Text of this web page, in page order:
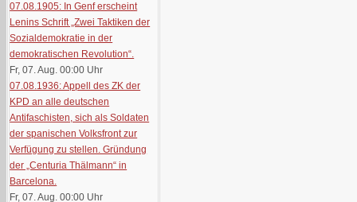
07.08.1905: In Genf erscheint
Lenins Schrift „Zwei Taktiken der
Sozialdemokratie in der
demokratischen Revolution“.
Fr, 07. Aug. 00:00 Uhr
07.08.1936: Appell des ZK der
KPD an alle deutschen
Antifaschisten, sich als Soldaten
der spanischen Volksfront zur
Verfügung zu stellen. Gründung
der „Centuria Thälmann“ in
Barcelona.
Fr, 07. Aug. 00:00 Uhr